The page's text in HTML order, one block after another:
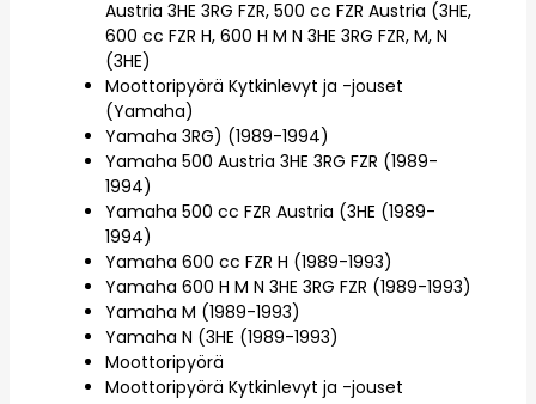
Austria 3HE 3RG FZR, 500 cc FZR Austria (3HE,
600 cc FZR H, 600 H M N 3HE 3RG FZR, M, N
(3HE)
Moottoripyörä Kytkinlevyt ja -jouset
(Yamaha)
Yamaha 3RG) (1989-1994)
Yamaha 500 Austria 3HE 3RG FZR (1989-
1994)
Yamaha 500 cc FZR Austria (3HE (1989-
1994)
Yamaha 600 cc FZR H (1989-1993)
Yamaha 600 H M N 3HE 3RG FZR (1989-1993)
Yamaha M (1989-1993)
Yamaha N (3HE (1989-1993)
Moottoripyörä
Moottoripyörä Kytkinlevyt ja -jouset